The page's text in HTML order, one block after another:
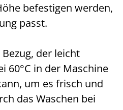
befestigen werden,
passt.
der leicht
60°C in der Maschine
um es frisch und
das Waschen bei